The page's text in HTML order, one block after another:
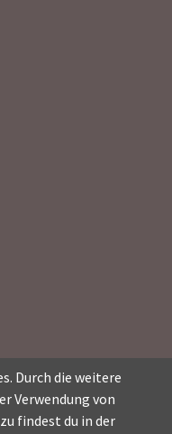
Durch die weitere
Verwendung von
findest du in der